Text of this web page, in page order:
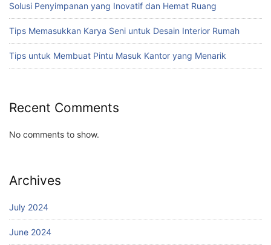
Solusi Penyimpanan yang Inovatif dan Hemat Ruang
Tips Memasukkan Karya Seni untuk Desain Interior Rumah
Tips untuk Membuat Pintu Masuk Kantor yang Menarik
Recent Comments
No comments to show.
Archives
July 2024
June 2024